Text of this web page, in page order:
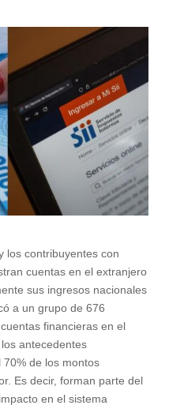
los contribuyentes con
cuentas en el extranjero
sus ingresos nacionales
a un grupo de 676
financieras en el
antecedentes
de los montos
Es decir, forman parte del
en el sistema